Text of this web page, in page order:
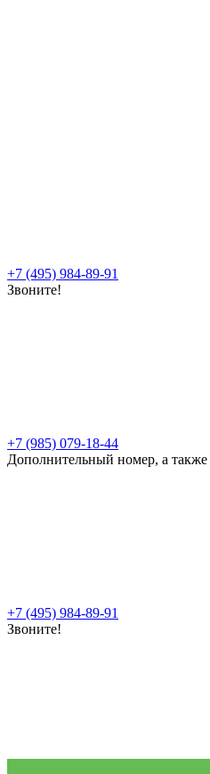
+7 (495) 984-89-91
Звоните!
+7 (985) 079-18-44
Дополнительный номер, а также
+7 (495) 984-89-91
Звоните!